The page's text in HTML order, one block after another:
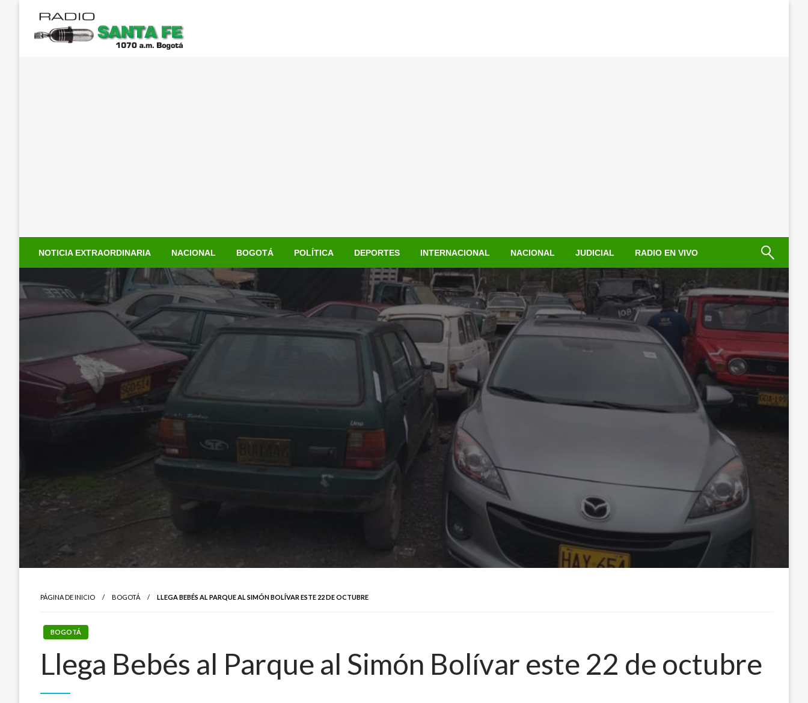
contenido
NOTICIA EXTRAORDINARIA NACIONAL BOGOTÁ POLÍTICA DEPORTES INTERNACIONAL NACIONAL JUDICIAL RADIO EN VIVO
PÁGINA DE INICIO BOGOTÁ LLEGA BEBÉS AL PARQUE AL SIMÓN BOLÍVAR ESTE 22 DE OCTUBRE
BOGOTÁ
Llega Bebés al Parque al Simón Bolívar este 22 de octubre